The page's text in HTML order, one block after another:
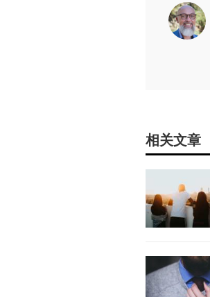
相关文章